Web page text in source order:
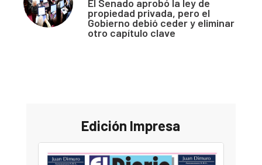
El Senado aprobó la ley de
propiedad privada, pero el
Gobierno debió ceder y eliminar
otro capítulo clave
Edición Impresa